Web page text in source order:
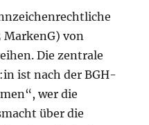
MarkenG) von
Die zentrale
ist nach der BGH-
wer die
über die